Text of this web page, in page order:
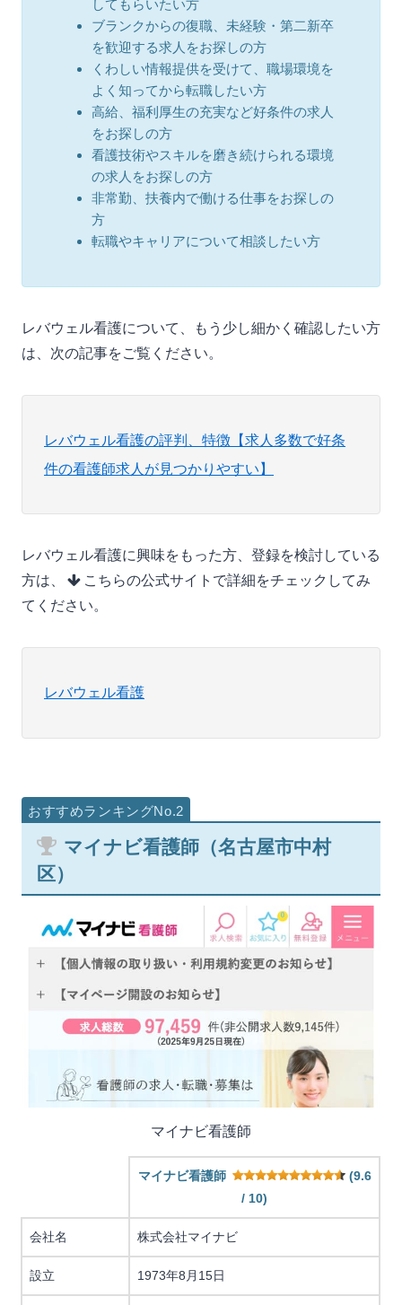
してもらいたい方
ブランクからの復職、未経験・第二新卒
を歓迎する求人をお探しの方
くわしい情報提供を受けて、職場環境を
よく知ってから転職したい方
高給、福利厚生の充実など好条件の求人
をお探しの方
看護技術やスキルを磨き続けられる環境
の求人をお探しの方
非常勤、扶養内で働ける仕事をお探しの
方
転職やキャリアについて相談したい方
レバウェル看護について、もう少し細かく確認したい方
は、次の記事をご覧ください。
レバウェル看護の評判、特徴【求人多数で好条
件の看護師求人が見つかりやすい】
レバウェル看護に興味をもった方、登録を検討している
方は、
こちらの公式サイトで詳細をチェックしてみ
てください。
レバウェル看護
マイナビ看護師（名古屋市中村
区）
マイナビ看護師
マイナビ看護師
(9.6
/ 10)
会社名 株式会社マイナビ
設立 1973年8月15日